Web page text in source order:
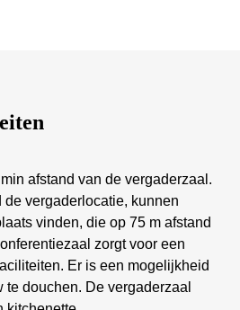
afstand van de vergaderzaal.
vergaderlocatie, kunnen
vinden, die op 75 m afstand
zorgt voor een
Er is een mogelijkheid
douchen. De vergaderzaal